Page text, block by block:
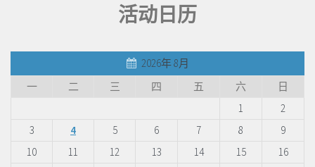
活动日历
2026年 8月
一
二 三 四 五 六
日
1
2
3
4 5 6 7 8
9
10
11 12 13 14 15
16